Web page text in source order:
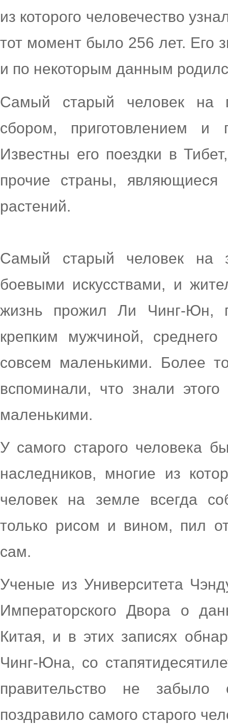
из которого человечество
тот момент было 256 лет. Его
и по некоторым данным
Самый старый человек на
сбором, приготовлением и
Известны его поездки в
прочие страны, являющиеся
растений.
Самый старый человек на
боевыми искусствами, и
жизнь прожил Ли Чинг-Юн,
крепким мужчиной,
совсем маленькими. Более
вспоминали, что знали
маленькими.
У самого старого человека
наследников, многие из
человек на земле всегда
только рисом и вином, пил
сам.
Ученые из Университета
Императорского Двора о
Китая, и в этих записях
Чинг-Юна, со
правительство не забыло
поздравило самого старого